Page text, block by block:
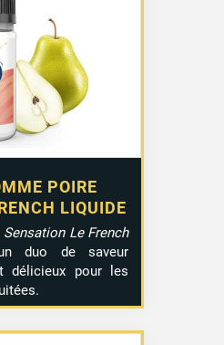
POIRE
LIQUIDE
Le French
duo de saveur
délicieux pour les